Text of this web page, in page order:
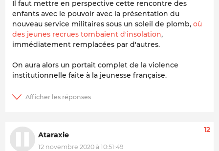
Il faut mettre en perspective cette rencontre des
enfants avec le pouvoir avec la présentation du
nouveau service militaires sous un soleil de plomb, où
des jeunes recrues tombaient d'insolation,
immédiatement remplacées par d'autres.
On aura alors un portait complet de la violence
institutionnelle faite à la jeunesse française.
Ataraxie
12 novembre 2020 à 10:51:49
12